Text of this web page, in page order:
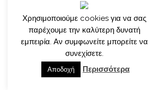
© γιώργος ιατρίδης 2013-
Χρησιμοποιούμε cookies για να σας
παρέχουμε την καλύτερη δυνατή
εμπειρία. Αν συμφωνείτε μπορείτε να
συνεχίσετε.
Αποδοχή Περισσότερα